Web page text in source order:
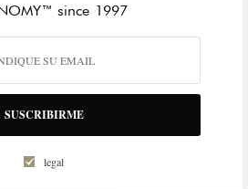
since 1997
SUSCRIBIRME
legal